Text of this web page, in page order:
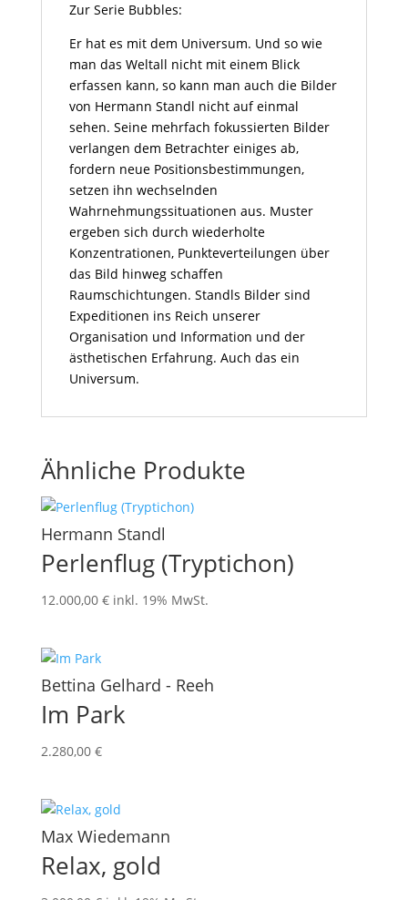
Zur Serie Bubbles:
Er hat es mit dem Universum. Und so wie
man das Weltall nicht mit einem Blick
erfassen kann, so kann man auch die Bilder
von Hermann Standl nicht auf einmal
sehen. Seine mehrfach fokussierten Bilder
verlangen dem Betrachter einiges ab,
fordern neue Positionsbestimmungen,
setzen ihn wechselnden
Wahrnehmungssituationen aus. Muster
ergeben sich durch wiederholte
Konzentrationen, Punkteverteilungen über
das Bild hinweg schaffen
Raumschichtungen. Standls Bilder sind
Expeditionen ins Reich unserer
Organisation und Information und der
ästhetischen Erfahrung. Auch das ein
Universum.
Ähnliche Produkte
Hermann Standl
Perlenflug (Tryptichon)
12.000,00 € inkl. 19% MwSt.
Bettina Gelhard - Reeh
Im Park
2.280,00 €
Max Wiedemann
Relax, gold